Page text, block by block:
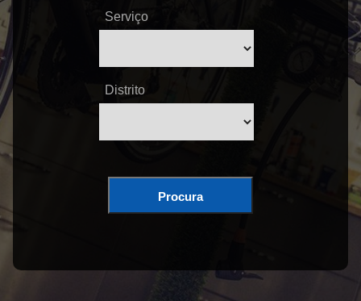
Serviço
Distrito
Procura